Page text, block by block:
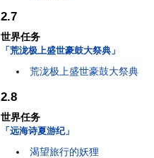
2.7
世界任务
「荒泷极上盛世豪鼓大祭典」
荒泷极上盛世豪鼓大祭典
2.8
世界任务
「远海诗夏游纪」
渴望旅行的妖狸